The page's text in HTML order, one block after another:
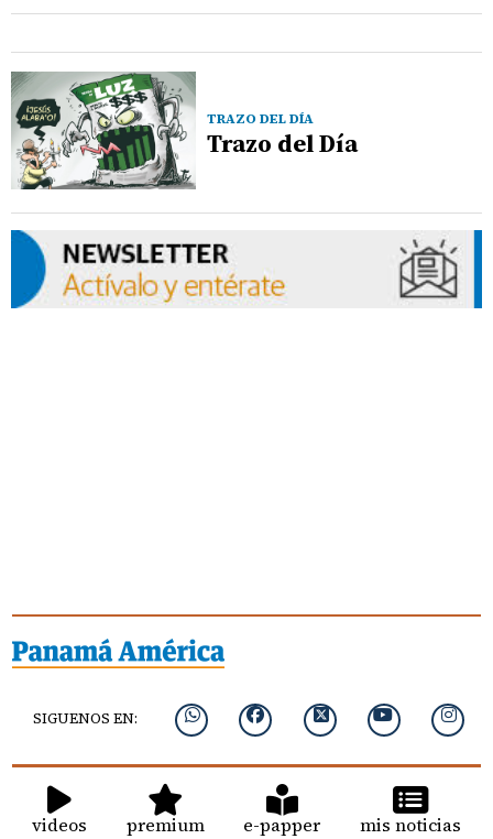
TRAZO DEL DÍA
Trazo del Día
SIGUENOS EN:
videos premium e-papper mis noticias